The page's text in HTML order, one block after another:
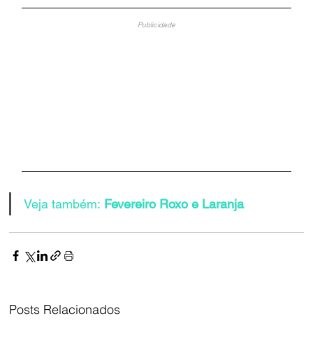
Publicidade
Veja também: Fevereiro Roxo e Laranja
Posts Relacionados